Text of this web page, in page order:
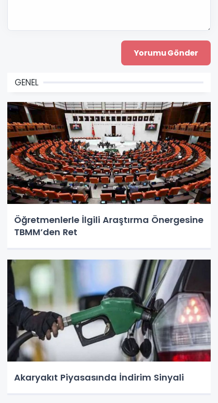
GENEL
Öğretmenlerle İlgili Araştırma Önergesine
TBMM’den Ret
Akaryakıt Piyasasında İndirim Sinyali